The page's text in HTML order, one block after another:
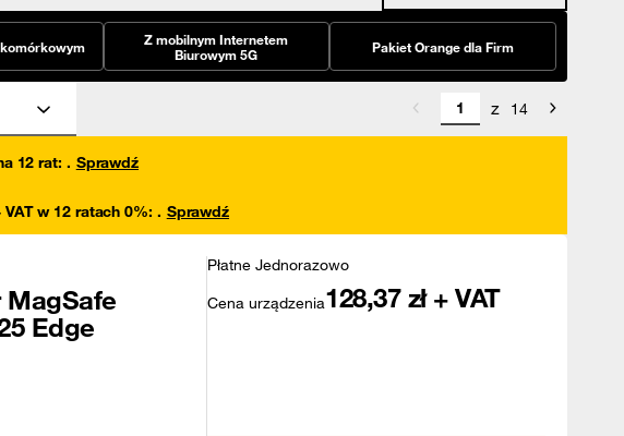
Z mobilnym Internetem
Biurowym 5G
Pakiet Orange dla Firm
z 14
12 rat: . Sprawdź
w 12 ratach 0%: . Sprawdź
MagSafe
Edge
Płatne Jednorazowo
Cena urządzenia128,37 zł + VAT